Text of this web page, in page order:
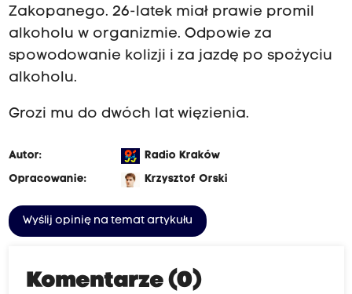
Zakopanego. 26-latek miał prawie promil
alkoholu w organizmie. Odpowie za
spowodowanie kolizji i za jazdę po spożyciu
alkoholu.
Grozi mu do dwóch lat więzienia.
Autor:
Radio Kraków
Opracowanie:
Krzysztof Orski
Wyślij opinię na temat artykułu
Komentarze (0)